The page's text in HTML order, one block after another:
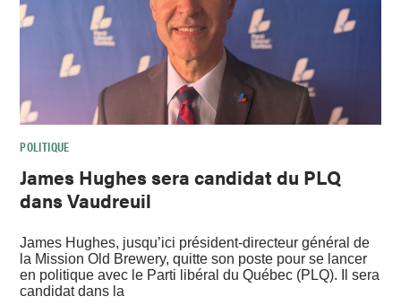
POLITIQUE
James Hughes sera candidat du PLQ
dans Vaudreuil
James Hughes, jusqu’ici président-directeur général de
la Mission Old Brewery, quitte son poste pour se lancer
en politique avec le Parti libéral du Québec (PLQ). Il sera
candidat dans la